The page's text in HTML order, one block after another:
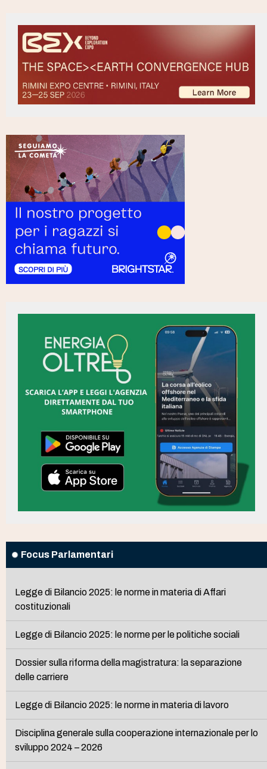
Focus Parlamentari
Legge di Bilancio 2025: le norme in materia di Affari
costituzionali
Legge di Bilancio 2025: le norme per le politiche sociali
Dossier sulla riforma della magistratura: la separazione
delle carriere
Legge di Bilancio 2025: le norme in materia di lavoro
Disciplina generale sulla cooperazione internazionale per lo
sviluppo 2024 – 2026